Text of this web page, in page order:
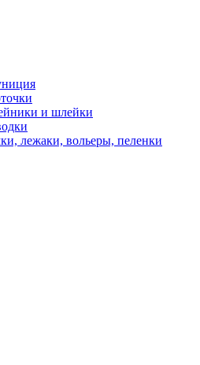
и шлейки
лежаки, вольеры, пеленки